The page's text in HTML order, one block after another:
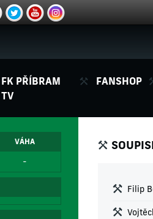
FK PŘÍBRAM
TV
FANSHOP
VÁHA
-
Filip